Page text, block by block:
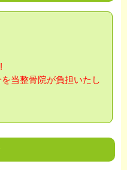
当整骨院が負担いたし